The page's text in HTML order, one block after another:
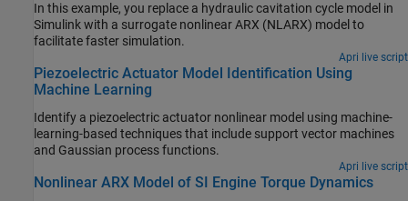
In this example, you replace a hydraulic cavitation cycle model in
Simulink with a surrogate nonlinear ARX (NLARX) model to
facilitate faster simulation.
Apri live script
Piezoelectric Actuator Model Identification Using
Machine Learning
Identify a piezoelectric actuator nonlinear model using machine-
learning-based techniques that include support vector machines
and Gaussian process functions.
Apri live script
Nonlinear ARX Model of SI Engine Torque Dynamics